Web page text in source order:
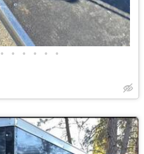
• • • • • •